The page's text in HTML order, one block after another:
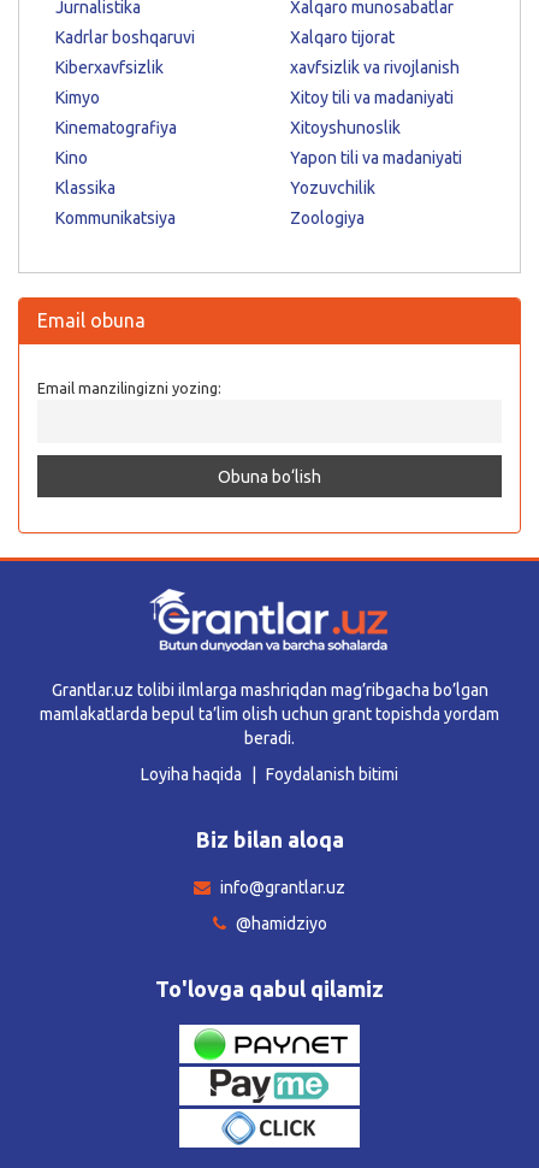
Jurnalistika
Kadrlar boshqaruvi
Kiberxavfsizlik
Kimyo
Kinematografiya
Kino
Klassika
Kommunikatsiya
Xalqaro munosabatlar
Xalqaro tijorat
xavfsizlik va rivojlanish
Xitoy tili va madaniyati
Xitoyshunoslik
Yapon tili va madaniyati
Yozuvchilik
Zoologiya
Email obuna
Email manzilingizni yozing:
Grantlar.uz tolibi ilmlarga mashriqdan mag’ribgacha bo’lgan
mamlakatlarda bepul ta’lim olish uchun grant topishda yordam
beradi.
Loyiha haqida
Foydalanish bitimi
Biz bilan aloqa
info@grantlar.uz
@hamidziyo
To'lovga qabul qilamiz